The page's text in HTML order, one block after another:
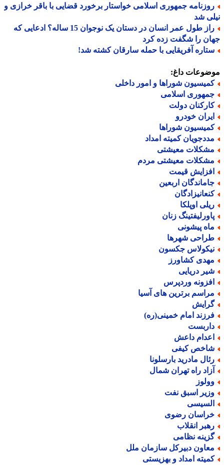
جمهوری اسلامی خواستار برخورد قضایی با باقر خرازی و
شد
راز طول عمر انسان در دستان یک نوجوان 15 ساله؟ ادعایی که
را شگفت زده کرد
آفریقایی با حمله سارقان کشته شد!
داغ:
شوراها و امور داخلی
اسلامی
دولت
خودرو
شوراها
کمیته امداد
معیشتی
معیشتی مردم
قیمت
اربعین
اوپلکا
زنان
پیشونی
شهرها
جکسون
کشاورز
دریایی
وردپرس
برترین های آسیا
امام خمینی(ره)
داعش
کیفی
مادرید بارسلونا
راه تهران شمال
اسبق نفت
رضوی
انقلاب
نظامی
دبیرکل سازمان ملل
امداد و بهزیستی